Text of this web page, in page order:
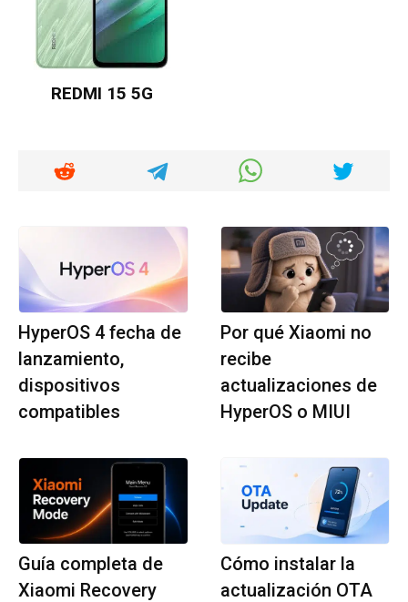
REDMI 15 5G
HyperOS 4 fecha de
lanzamiento,
dispositivos
compatibles
Por qué Xiaomi no
recibe
actualizaciones de
HyperOS o MIUI
Guía completa de
Xiaomi Recovery
Cómo instalar la
actualización OTA